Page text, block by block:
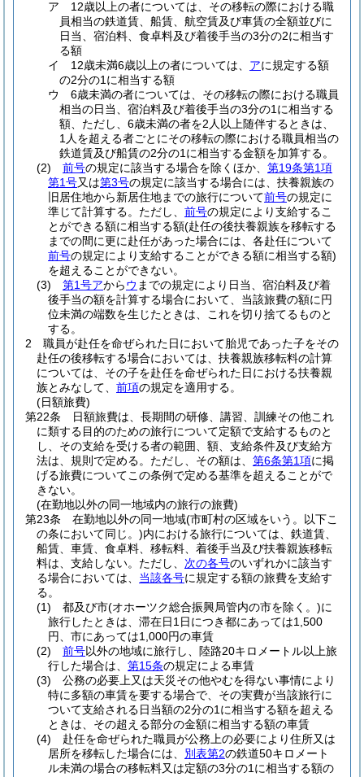
ア
12歳以上の者については、その移転の際における職
員相当の鉄道賃、船賃、航空賃及び車賃の全額並びに
日当、宿泊料、食卓料及び着後手当の3分の2に相当す
る額
イ
12歳未満6歳以上の者については、 アに規定する額
の2分の1に相当する額
ウ
6歳未満の者については、その移転の際における職員
相当の日当、宿泊料及び着後手当の3分の1に相当する
額、 ただし、6歳未満の者を2人以上随伴するときは、
1人を超える者ごとにその移転の際における職員相当の
鉄道賃及び船賃の2分の1に相当する金額を加算する。
(2)
前号の規定に該当する場合を除くほか、 第19条第1項
第1号又は第3号の規定に該当する場合には、扶養親族の
旧居住地から新居住地までの旅行について前号の規定に
準じて計算する。 ただし、 前号の規定により支給するこ
とができる額に相当する額(赴任の後扶養親族を移転する
までの間に更に赴任があった場合には、各赴任について
前号の規定により支給することができる額に相当する額)
を超えることができない。
(3)
第1号アからウ までの規定により日当、宿泊料及び着
後手当の額を計算する場合において、当該旅費の額に円
位未満の端数を生じたときは、これを切り捨てるものと
する。
2
職員が赴任を命ぜられた日において胎児であった子をその
赴任の後移転する場合においては、扶養親族移転料の計算
については、その子を赴任を命ぜられた日における扶養親
族とみなして、 前項の規定を適用する。
(日額旅費)
第22条
日額旅費は、長期間の研修、講習、訓練その他これ
に類する目的のための旅行について定額で支給するものと
し、その支給を受ける者の範囲、額、支給条件及び支給方
法は、規則で定める。 ただし、その額は、 第6条第1項に掲
げる旅費についてこの条例で定める基準を超えることがで
きない。
(在勤地以外の同一地域内の旅行の旅費)
第23条
在勤地以外の同一地域(市町村の区域をいう。以下こ
の条において同じ。)内における旅行については、鉄道賃、
船賃、車賃、食卓料、移転料、着後手当及び扶養親族移転
料は、支給しない。 ただし、 次の各号のいずれかに該当す
る場合においては、 当該各号に規定する額の旅費を支給す
る。
(1)
都及び市(オホーツク総合振興局管内の市を除く。)に
旅行したときは、滞在日1日につき都にあっては1,500
円、市にあっては1,000円の車賃
(2)
前号以外の地域に旅行し、陸路20キロメートル以上旅
行した場合は、 第15条の規定による車賃
(3)
公務の必要上又は天災その他やむを得ない事情により
特に多額の車賃を要する場合で、その実費が当該旅行に
ついて支給される日当額の2分の1に相当する額を超える
ときは、その超える部分の金額に相当する額の車賃
(4)
赴任を命ぜられた職員が公務上の必要により住所又は
居所を移転した場合には、 別表第2の鉄道50キロメート
ル未満の場合の移転料又は定額の3分の1に相当する額の